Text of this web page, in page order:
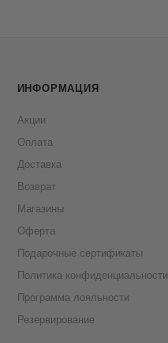
ИНФОРМАЦИЯ
Акции
Оплата
Доставка
Возврат
Магазины
Оферта
Подарочные сертификаты
Политика конфиденциальности
Программа лояльности
Резервирование